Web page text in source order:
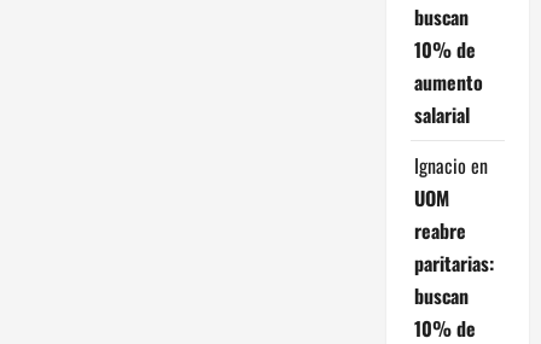
buscan
10% de
aumento
salarial
Ignacio en
UOM
reabre
paritarias:
buscan
10% de